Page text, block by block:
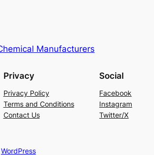
Manufacturers
Privacy
Privacy Policy
Terms and Conditions
Contact Us
Social
Facebook
Instagram
Twitter/X
WordPress